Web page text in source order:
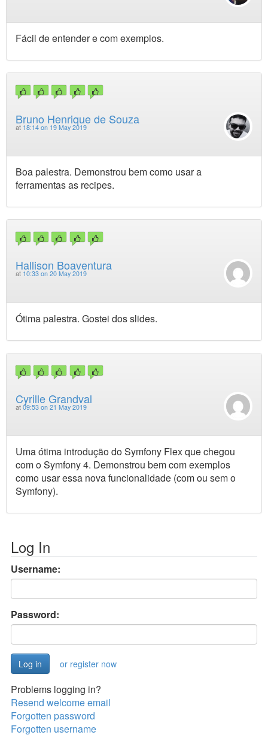
Fácil de entender e com exemplos.
Bruno Henrique de Souza
at 18:14 on 19 May 2019
Boa palestra. Demonstrou bem como usar a
ferramentas as recipes.
Hallison Boaventura
at 10:33 on 20 May 2019
Ótima palestra. Gostei dos slides.
Cyrille Grandval
at 09:53 on 21 May 2019
Uma ótima introdução do Symfony Flex que chegou
com o Symfony 4. Demonstrou bem com exemplos
como usar essa nova funcionalidade (com ou sem o
Symfony).
Log In
Username:
Password:
or register now
Problems logging in?
Resend welcome email
Forgotten password
Forgotten username